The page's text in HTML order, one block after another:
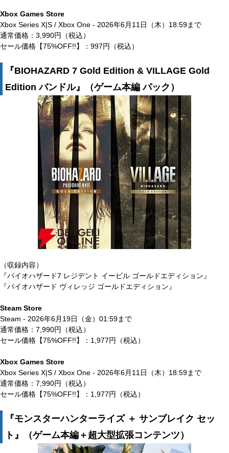
Xbox Games Store
Xbox Series X|S / Xbox One - 2026年6月11日（木）18:59まで
通常価格：3,990円（税込）
セール価格【75%OFF!!】：997円（税込）
『BIOHAZARD 7 Gold Edition & VILLAGE Gold
Edition バンドル』（ゲーム本編 パック）
（収録内容）
『バイオハザード7 レジデント イービル ゴールドエディション』
『バイオハザード ヴィレッジ ゴールドエディション』
Steam Store
Steam - 2026年6月19日（金）01:59まで
通常価格：7,990円（税込）
セール価格【75%OFF!!】：1,977円（税込）
Xbox Games Store
Xbox Series X|S / Xbox One - 2026年6月11日（木）18:59まで
通常価格：7,990円（税込）
セール価格【75%OFF!!】：1,977円（税込）
『モンスターハンターライズ ＋ サンブレイク セッ
ト』（ゲーム本編＋超大型拡張コンテンツ）